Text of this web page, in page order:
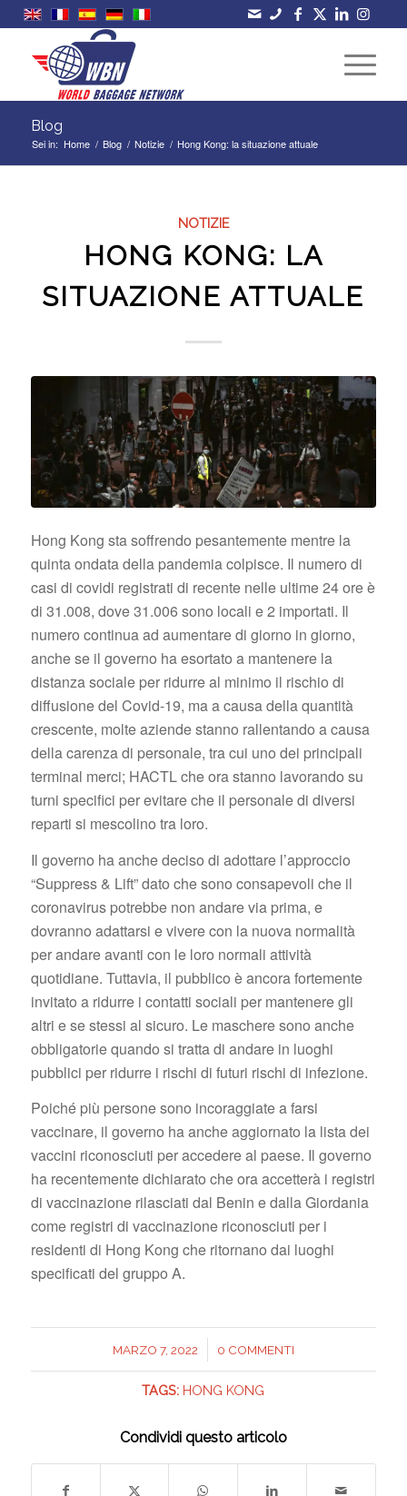
Blog
Sei in: Home / Blog / Notizie / Hong Kong: la situazione attuale
NOTIZIE
HONG KONG: LA
SITUAZIONE ATTUALE
Hong Kong sta soffrendo pesantemente mentre la
quinta ondata della pandemia colpisce. Il numero di
casi di covidi registrati di recente nelle ultime 24 ore è
di 31.008, dove 31.006 sono locali e 2 importati. Il
numero continua ad aumentare di giorno in giorno,
anche se il governo ha esortato a mantenere la
distanza sociale per ridurre al minimo il rischio di
diffusione del Covid-19, ma a causa della quantità
crescente, molte aziende stanno rallentando a causa
della carenza di personale, tra cui uno dei principali
terminal merci; HACTL che ora stanno lavorando su
turni specifici per evitare che il personale di diversi
reparti si mescolino tra loro.
Il governo ha anche deciso di adottare l’approccio
“Suppress & Lift” dato che sono consapevoli che il
coronavirus potrebbe non andare via prima, e
dovranno adattarsi e vivere con la nuova normalità
per andare avanti con le loro normali attività
quotidiane. Tuttavia, il pubblico è ancora fortemente
invitato a ridurre i contatti sociali per mantenere gli
altri e se stessi al sicuro. Le maschere sono anche
obbligatorie quando si tratta di andare in luoghi
pubblici per ridurre i rischi di futuri rischi di infezione.
Poiché più persone sono incoraggiate a farsi
vaccinare, il governo ha anche aggiornato la lista dei
vaccini riconosciuti per accedere al paese. Il governo
ha recentemente dichiarato che ora accetterà i registri
di vaccinazione rilasciati dal Benin e dalla Giordania
come registri di vaccinazione riconosciuti per i
residenti di Hong Kong che ritornano dai luoghi
specificati del gruppo A.
MARZO 7, 2022
/ 0 COMMENTI
TAGS: HONG KONG
Condividi questo articolo